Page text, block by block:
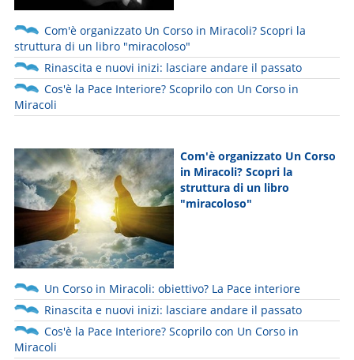
Com'è organizzato Un Corso in Miracoli? Scopri la
struttura di un libro "miracoloso"
Rinascita e nuovi inizi: lasciare andare il passato
Cos'è la Pace Interiore? Scoprilo con Un Corso in
Miracoli
Com'è organizzato Un Corso
in Miracoli? Scopri la
struttura di un libro
"miracoloso"
Un Corso in Miracoli: obiettivo? La Pace interiore
Rinascita e nuovi inizi: lasciare andare il passato
Cos'è la Pace Interiore? Scoprilo con Un Corso in
Miracoli